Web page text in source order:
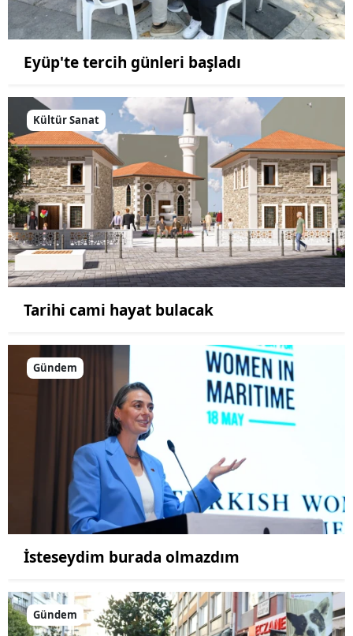
Eyüp'te tercih günleri başladı
Kültür Sanat
Tarihi cami hayat bulacak
Gündem
İsteseydim burada olmazdım
Gündem